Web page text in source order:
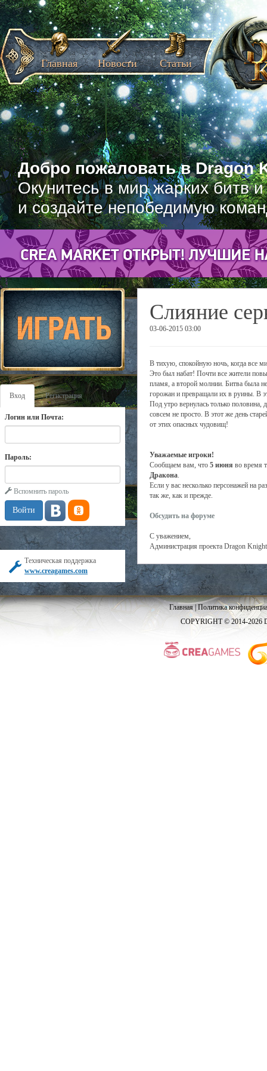
Добро пожаловать в Dragon
Окунитесь в мир жарких битв
и создайте непобедимую
Главная Новости Статьи
Вход Регистрация
Логин или Почта:
Пароль:
Вспомнить пароль
Техническая поддержка
www.creagames.com
Слияние
03-06-2015 03:00
В тихую, спокойную ночь, когда все
Это был набат! Почти все жители
пламя, а второй молнии. Битва была
горожан и превращали их в руины. В
Под утро вернулась только половина,
совсем не просто. В этот же день
от этих опасных чудовищ!
Уважаемые игроки!
Сообщаем вам, что 5 июня во время
Дракона.
Если у вас несколько персонажей на
так же, как и прежде.
Обсудить на форуме
С уважением,
Администрация проекта Dragon Knight
Главная|Политика
COPYRIGHT © 2014-2026